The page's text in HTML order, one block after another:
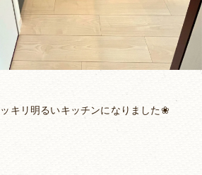
キリ明るいキッチンになりました❀